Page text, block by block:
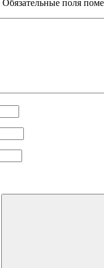
Обязательные поля